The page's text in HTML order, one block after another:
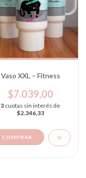
Vaso XXL – Fitness
$7.039,00
3 cuotas sin interés de
$2.346,33